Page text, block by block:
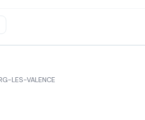
LES-VALENCE